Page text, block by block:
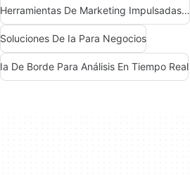
Herramientas De Marketing Impulsadas Por Ia
Soluciones De Ia Para Negocios
Ia De Borde Para Análisis En Tiempo Real